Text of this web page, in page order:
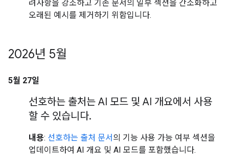
려사항을 강조하고 기존 문서의 일부 섹션을 간소화하고
오래된 예시를 제거하기 위함입니다.
2026년 5월
5월 27일
선호하는 출처는 AI 모드 및 AI 개요에서 사용
할 수 있습니다.
내용: 선호하는 출처 문서 의 기능 사용 가능 여부 섹션을
업데이트하여 AI 개요 및 AI 모드를 포함했습니다.